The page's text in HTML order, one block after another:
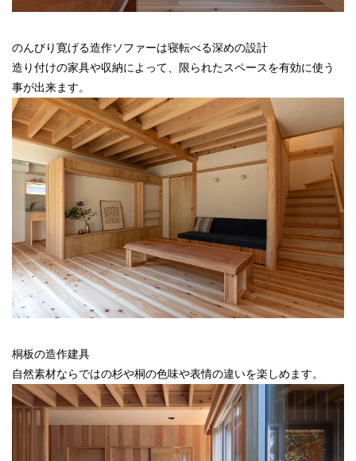
のんびり寛げる造作ソファーは寝転べる深めの設計
造り付けの家具や収納によって、限られたスペースを有効に使う
事が出来ます。
桐板の造作建具
自然素材ならではの杉や桐の色味や表情の違いを楽しめます。